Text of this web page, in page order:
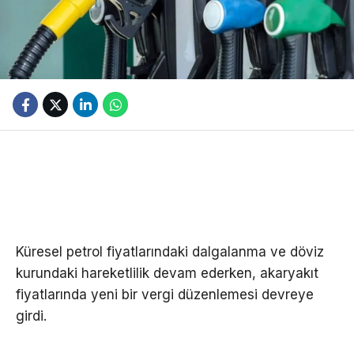
Küresel petrol fiyatlarındaki dalgalanma ve döviz
kurundaki hareketlilik devam ederken, akaryakıt
fiyatlarında yeni bir vergi düzenlemesi devreye
girdi.